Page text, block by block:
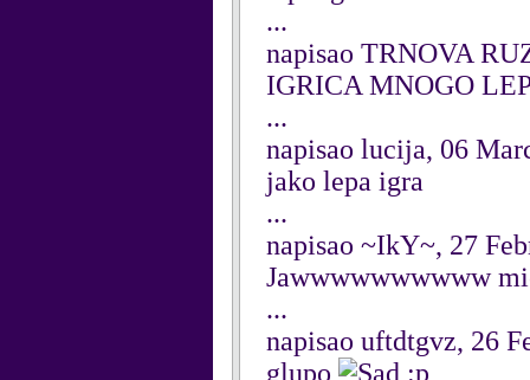
...
napisao TRNOVA
IGRICA MNOGO
...
napisao lucija, 06
jako lepa igra
...
napisao ~IkY~, 27
Jawwwwwwwwww
...
napisao uftdtgvz, 26
glupo
:p